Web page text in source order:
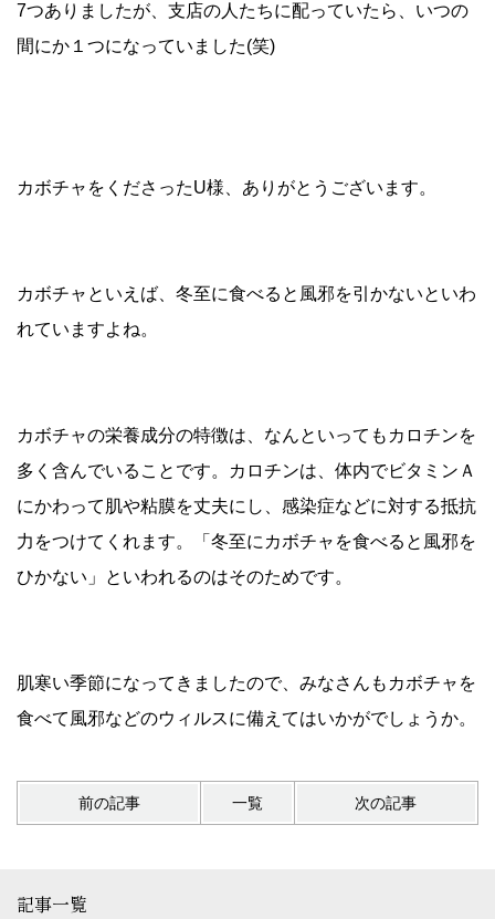
7つありましたが、支店の人たちに配っていたら、いつの
間にか１つになっていました(笑)
カボチャをくださったU様、ありがとうございます。
カボチャといえば、冬至に食べると風邪を引かないといわ
れていますよね。
カボチャの栄養成分の特徴は、なんといってもカロチンを
多く含んでいることです。カロチンは、体内でビタミンＡ
にかわって肌や粘膜を丈夫にし、感染症などに対する抵抗
力をつけてくれます。「冬至にカボチャを食べると風邪を
ひかない」といわれるのはそのためです。
肌寒い季節になってきましたので、みなさんもカボチャを
食べて風邪などのウィルスに備えてはいかがでしょうか。
前の記事 一覧 次の記事
記事一覧